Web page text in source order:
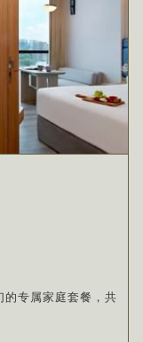
的专属家庭套餐，共